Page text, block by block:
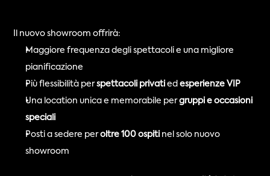
Il nuovo showroom offrirà:
Maggiore frequenza degli spettacoli e una migliore
pianificazione
Più flessibilità per spettacoli privati ed esperienze VIP
Una location unica e memorabile per gruppi e occasioni
speciali
Posti a sedere per oltre 100 ospiti nel solo nuovo
showroom